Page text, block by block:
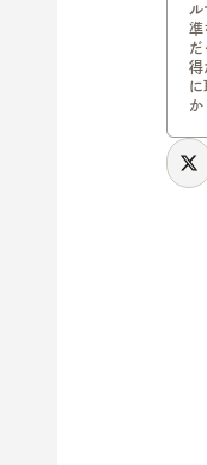
ル
準
だ
得
に
か